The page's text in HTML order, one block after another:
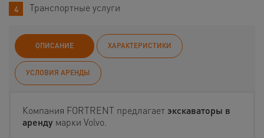
Транспортные услуги
ОПИСАНИЕ ХАРАКТЕРИСТИКИ
УСЛОВИЯ АРЕНДЫ
Компания FORTRENT предлагает экскаваторы в
аренду марки Volvo.